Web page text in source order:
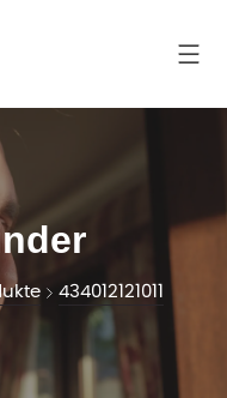
434012121011